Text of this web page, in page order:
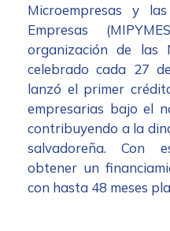
Microempresas y
Empresas
organización de las
celebrado cada 27
lanzó el primer
empresarias bajo el
contribuyendo a la
salvadoreña. Con
obtener un
con hasta 48 meses